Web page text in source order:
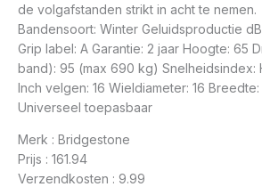
de volgafstanden strikt in acht te nemen.
Bandensoort: Winter Geluidsproductie
Grip label: A Garantie: 2 jaar Hoogte: 65
band): 95 (max 690 kg) Snelheidsindex:
Inch velgen: 16 Wieldiameter: 16 Breedte:
Universeel toepasbaar
Merk : Bridgestone
Prijs : 161.94
Verzendkosten : 9.99